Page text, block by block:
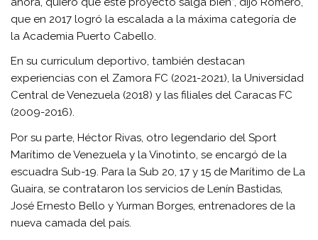
que en 2017 logró la escalada a la máxima categoría de
la Academia Puerto Cabello.
En su curriculum deportivo, también destacan
experiencias con el Zamora FC (2021-2021), la Universidad
Central de Venezuela (2018) y las filiales del Caracas FC
(2009-2016).
Por su parte, Héctor Rivas, otro legendario del Sport
Marítimo de Venezuela y la Vinotinto, se encargó de la
escuadra Sub-19. Para la Sub 20, 17 y 15 de Marítimo de La
Guaira, se contrataron los servicios de Lenín Bastidas,
José Ernesto Bello y Yurman Borges, entrenadores de la
nueva camada del país.